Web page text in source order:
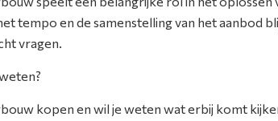
tempo en de samenstelling van het aanbod
vragen.
kopen en wil je weten wat erbij komt